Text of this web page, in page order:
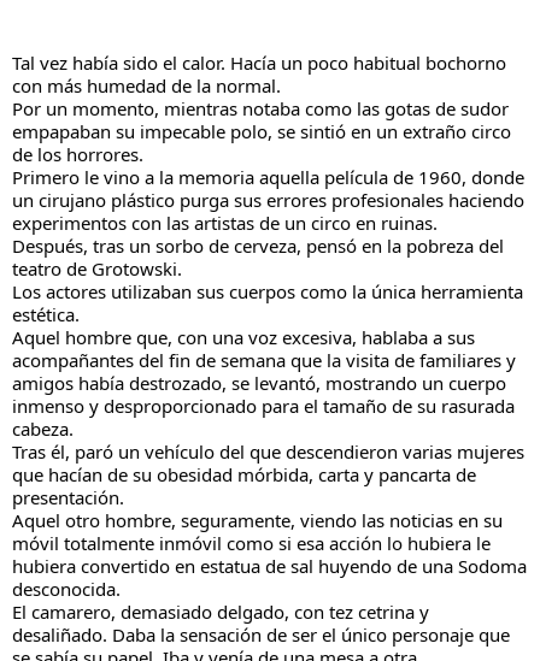
Tal vez había sido el calor. Hacía un poco habitual bochorno
con más humedad de la normal.
Por un momento, mientras notaba como las gotas de sudor
empapaban su impecable polo, se sintió en un extraño circo
de los horrores.
Primero le vino a la memoria aquella película de 1960, donde
un cirujano plástico purga sus errores profesionales haciendo
experimentos con las artistas de un circo en ruinas.
Después, tras un sorbo de cerveza, pensó en la pobreza del
teatro de Grotowski.
Los actores utilizaban sus cuerpos como la única herramienta
estética.
Aquel hombre que, con una voz excesiva, hablaba a sus
acompañantes del fin de semana que la visita de familiares y
amigos había destrozado, se levantó, mostrando un cuerpo
inmenso y desproporcionado para el tamaño de su rasurada
cabeza.
Tras él, paró un vehículo del que descendieron varias mujeres
que hacían de su obesidad mórbida, carta y pancarta de
presentación.
Aquel otro hombre, seguramente, viendo las noticias en su
móvil totalmente inmóvil como si esa acción lo hubiera le
hubiera convertido en estatua de sal huyendo de una Sodoma
desconocida.
El camarero, demasiado delgado, con tez cetrina y
desaliñado. Daba la sensación de ser el único personaje que